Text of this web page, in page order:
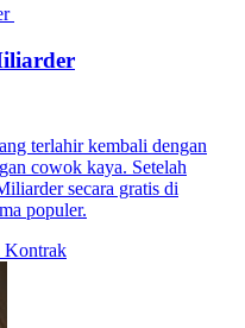
terlahir kembali dengan
cowok kaya. Setelah
secara gratis di
populer.
Kontrak